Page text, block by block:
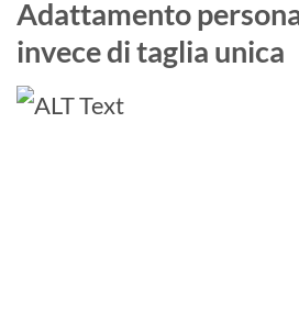
Adattamento
invece di taglia unica